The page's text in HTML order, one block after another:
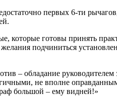
первых 6-ти
которые готовы принять
подчиниться
– обладание
не вполне
большой – ему видней!»